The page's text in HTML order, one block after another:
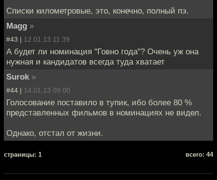
Списки километровые, это, конечно, полный пэ.
Magg »
#43 | 12.01.13 11:39
А будет ли номинация "Говно года"? Очень уж она
нужная и кандидатов всегда туда хватает
Surok »
#44 | 14.01.13 09:00
Голосование поставило в тупик, ибо более 80 %
представленных фильмов в номинациях не видел.
Однако, отстал от жизни.
cтраницы: 1 всего: 44